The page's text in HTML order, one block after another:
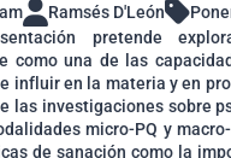
Ramsés D'León
pretende
como una de las
influir en la materia y en
las investigaciones sobre
micro-PQ y
de sanación como la